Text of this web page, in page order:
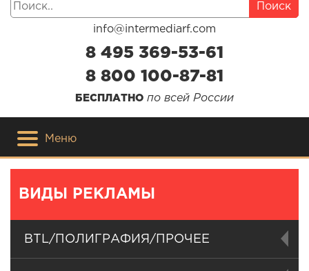
Поиск
info@intermediarf.com
8 495 369-53-61
8 800 100-87-81
БЕСПЛАТНО по всей России
Меню
ВИДЫ РЕКЛАМЫ
BTL/ПОЛИГРАФИЯ/ПРОЧЕЕ